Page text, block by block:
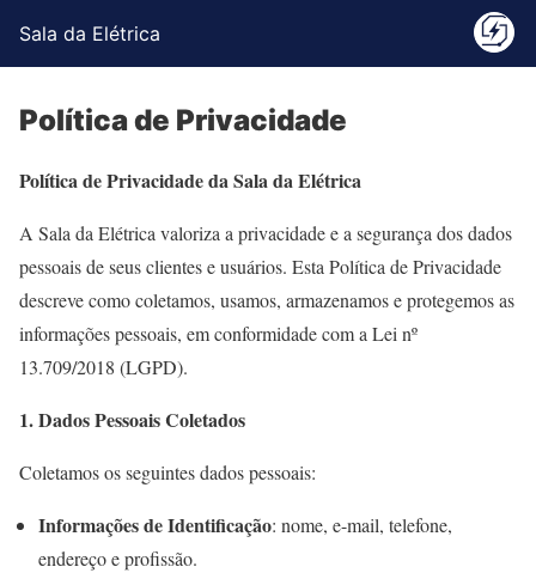
Sala da Elétrica
Política de Privacidade
Política de Privacidade da Sala da Elétrica
A Sala da Elétrica valoriza a privacidade e a segurança dos dados
pessoais de seus clientes e usuários. Esta Política de Privacidade
descreve como coletamos, usamos, armazenamos e protegemos as
informações pessoais, em conformidade com a Lei nº
13.709/2018 (LGPD).
1. Dados Pessoais Coletados
Coletamos os seguintes dados pessoais:
Informações de Identificação: nome, e-mail, telefone,
endereço e profissão.